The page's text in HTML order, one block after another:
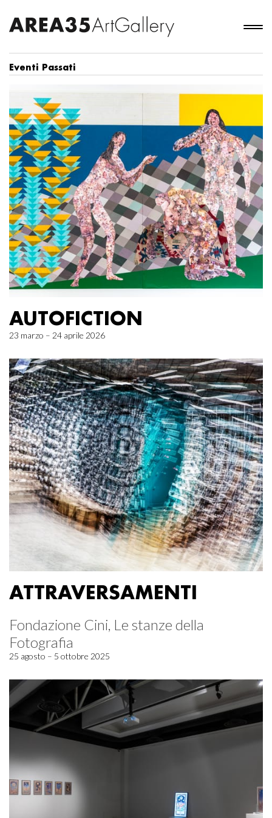
Eventi Passati
AUTOFICTION
23 marzo – 24 aprile 2026
ATTRAVERSAMENTI
Fondazione Cini, Le stanze della
Fotografia
25 agosto – 5 ottobre 2025